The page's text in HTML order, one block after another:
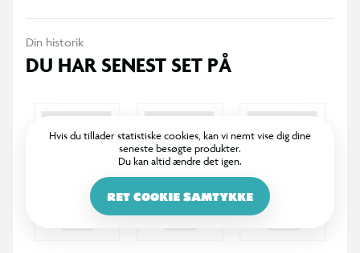
Din historik
DU HAR SENEST SET PÅ
Hvis du tillader statistiske cookies, kan vi nemt vise dig dine
seneste besøgte produkter.
Du kan altid ændre det igen.
RET COOKIE SAMTYKKE